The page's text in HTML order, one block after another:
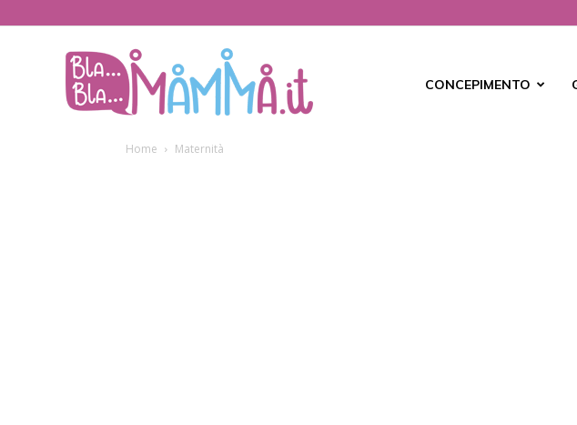
CONCEPIMENTO
Home Maternità